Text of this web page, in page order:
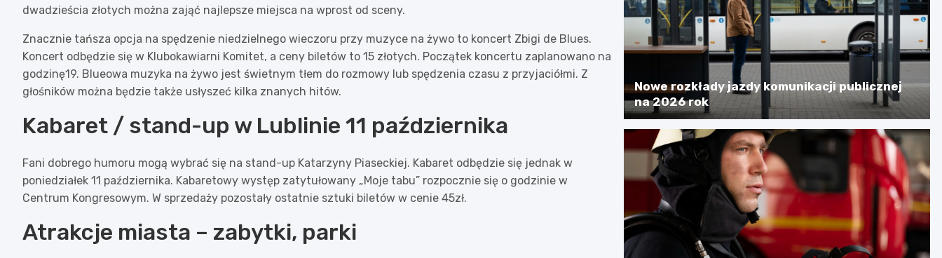
dwadzieścia złotych można zająć najlepsze miejsca na wprost od sceny.
Znacznie tańsza opcja na spędzenie niedzielnego wieczoru przy muzyce na żywo to koncert Zbigi de Blues.
Koncert odbędzie się w Klubokawiarni Komitet, a ceny biletów to 15 złotych. Początek koncertu zaplanowano na
godzinę19. Blueowa muzyka na żywo jest świetnym tłem do rozmowy lub spędzenia czasu z przyjaciółmi. Z
głośników można będzie także usłyszeć kilka znanych hitów.
Kabaret / stand-up w Lublinie 11 października
Fani dobrego humoru mogą wybrać się na stand-up Katarzyny Piaseckiej. Kabaret odbędzie się jednak w
poniedziałek 11 października. Kabaretowy występ zatytułowany „Moje tabu” rozpocznie się o godzinie w
Centrum Kongresowym. W sprzedaży pozostały ostatnie sztuki biletów w cenie 45zł.
Atrakcje miasta – zabytki, parki
Nowe rozkłady jazdy komunikacji publicznej
na 2026 rok